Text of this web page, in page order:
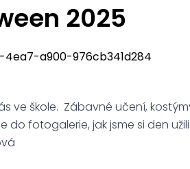
2025
ve škole. Zábavné učení,
fotogalerie, jak jsme si den užili.